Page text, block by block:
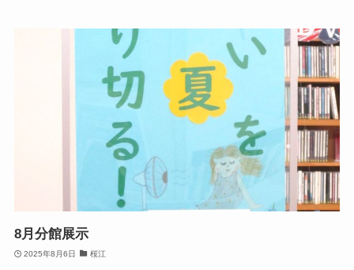
8月分館展示
2025年8月6日 桜江